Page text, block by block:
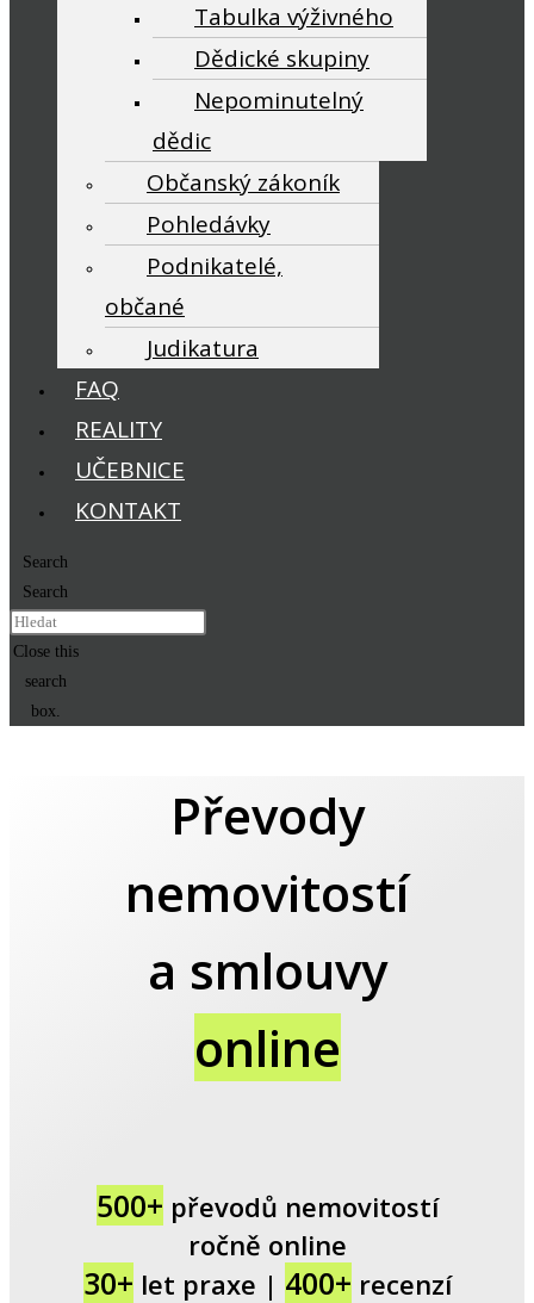
Tabulka výživného
Dědické skupiny
Nepominutelný
dědic
Občanský zákoník
Pohledávky
Podnikatelé,
občané
Judikatura
FAQ
REALITY
UČEBNICE
KONTAKT
Search
Search
Close this
search
box.
Převody
nemovitostí
a smlouvy
online
500+ převodů nemovitostí
ročně online
30+ let praxe | 400+ recenzí